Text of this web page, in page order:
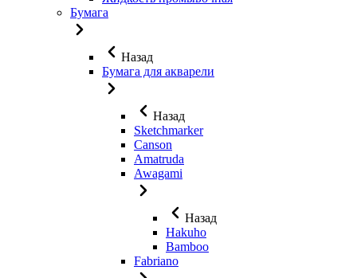
Бумага
Назад
Бумага для акварели
Назад
Sketchmarker
Canson
Amatruda
Awagami
Назад
Hakuho
Bamboo
Fabriano